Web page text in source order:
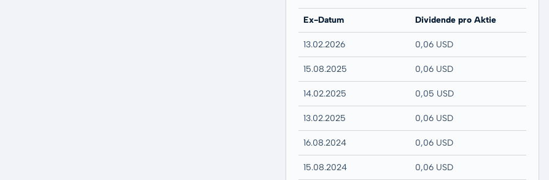
Ex-Datum Dividende pro Aktie
13.02.2026 0,06 USD
15.08.2025 0,06 USD
14.02.2025 0,05 USD
13.02.2025 0,06 USD
16.08.2024 0,06 USD
15.08.2024 0,06 USD